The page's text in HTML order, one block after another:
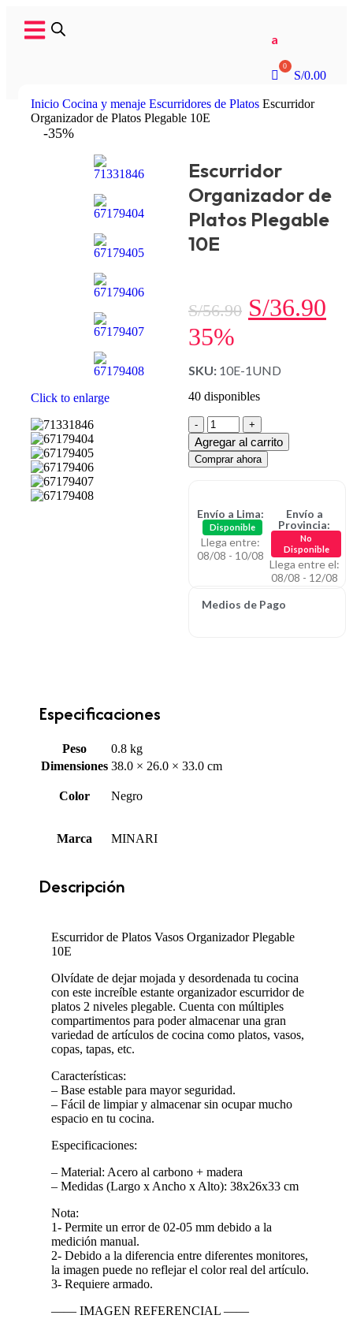
a
S/0.00
Inicio Cocina y menaje Escurridores de Platos Escurridor
Organizador de Platos Plegable 10E
-35%
Click to enlarge
Escurridor
Organizador de
Platos Plegable
10E
S/56.90 S/36.90
35%
SKU: 10E-1UND
40 disponibles
Agregar al carrito
Comprar ahora
Envío a Lima:
Disponible
Llega entre:
08/08 - 10/08
Envío a
Provincia:
No
Disponible
Llega entre el:
08/08 - 12/08
Medios de Pago
Especificaciones
Peso
0.8 kg
Dimensiones 38.0 × 26.0 × 33.0 cm
Color Negro
Marca MINARI
Descripción
Escurridor de Platos Vasos Organizador Plegable
10E
Olvídate de dejar mojada y desordenada tu cocina
con este increíble estante organizador escurridor de
platos 2 niveles plegable. Cuenta con múltiples
compartimentos para poder almacenar una gran
variedad de artículos de cocina como platos, vasos,
copas, tapas, etc.
Características:
– Base estable para mayor seguridad.
– Fácil de limpiar y almacenar sin ocupar mucho
espacio en tu cocina.
Especificaciones:
– Material: Acero al carbono + madera
– Medidas (Largo x Ancho x Alto): 38x26x33 cm
Nota:
1- Permite un error de 02-05 mm debido a la
medición manual.
2- Debido a la diferencia entre diferentes monitores,
la imagen puede no reflejar el color real del artículo.
3- Requiere armado.
—— IMAGEN REFERENCIAL ——